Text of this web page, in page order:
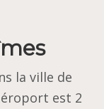
la ville de
est 2